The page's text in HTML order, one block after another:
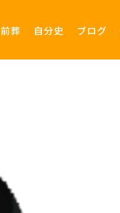
葬 自分史 ブログ